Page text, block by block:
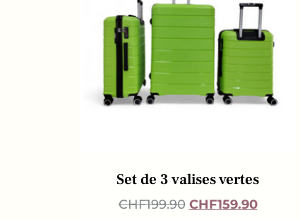
Set de 3 valises vertes
CHF199.90 CHF159.90